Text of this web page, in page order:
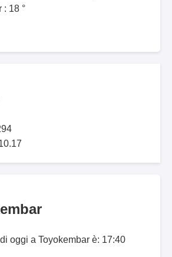
: 18 °
oggi a Toyokembar è: 17:40